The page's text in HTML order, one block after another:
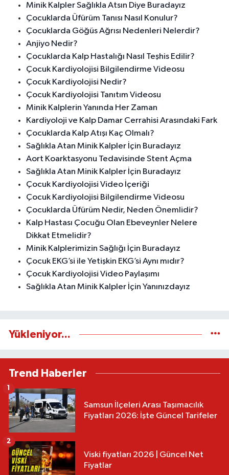
Minik Kalpler Sağlıkla Atsın Diye Buradayız
Çocuklarda Üfürüm Tanısı Nasıl Konulur?
Çocuklarda Göğüs Ağrısı Nedenleri Nelerdir?
Anjiyo Nedir?
Çocuklarda Kalp Hastalığı Nasıl Teşhis Edilir?
Çocuk Kardiyolojisi Bilgilendirme Videosu
Çocuk Kardiyolojisi Nedir?
Çocuk Kardiyolojisi Tanıtım Videosu
Minik Kalplerin Yanında Her Zaman
Kardiyoloji ve Kalp Damar Cerrahisi Arasındaki Fark
Çocuklarda Kalp Atışı Kaç Olmalı?
Sağlıkla Atan Minik Kalpler İçin Buradayız
Aort Koarktasyonu Tedavisinde Stent Açma
Sağlıkla Atan Minik Kalpler İçin Buradayız
Çocuk Kardiyolojisi Video İçeriği
Çocuk Kardiyolojisi Bilgilendirme Videosu
Çocuklarda Üfürüm Nedir, Neden Önemlidir?
Kalp Hastası Çocuğu Olan Ebeveynler Nelere
Dikkat Etmelidir?
Minik Kalplerimizin Sağlığı İçin Buradayız
Çocuk EKG’si ile Yetişkin EKG’si Aynı mıdır?
Çocuk Kardiyolojisi Video Paylaşımı
Sağlıkla Atan Minik Kalpler İçin Yanınızdayız
Yükleniyor...
Trend Haberler
Samsun İlçeleri Arası Taşımacılık
Fiyatları 2026: İşte Güncel Tarifeler
1
Viski fiyatları 2026 | Güncel Net
Fiyatlar
2